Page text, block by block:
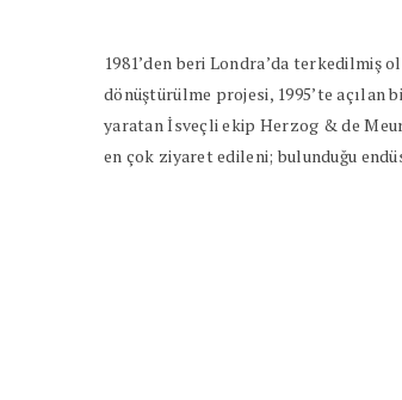
1981’den beri Londra’da terkedilmiş
dönüştürülme projesi, 1995’te açılan
yaratan İsveçli ekip Herzog & de
en çok ziyaret edileni; bulunduğu